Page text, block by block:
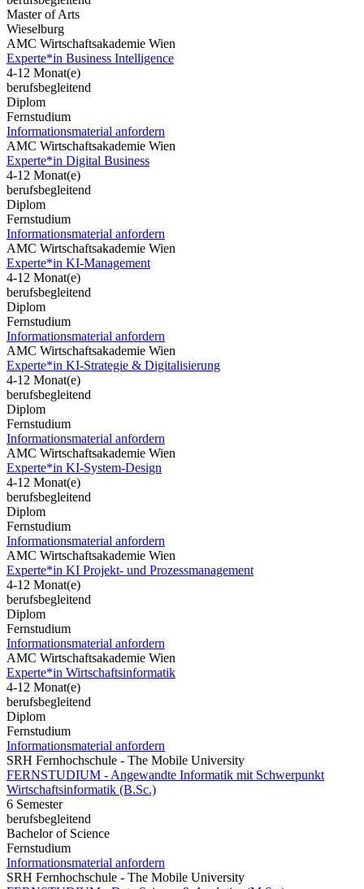
Master of Arts
Wieselburg
AMC Wirtschaftsakademie Wien
Experte*in Business Intelligence
4-12 Monat(e)
berufsbegleitend
Diplom
Fernstudium
Informationsmaterial anfordern
AMC Wirtschaftsakademie Wien
Experte*in Digital Business
4-12 Monat(e)
berufsbegleitend
Diplom
Fernstudium
Informationsmaterial anfordern
AMC Wirtschaftsakademie Wien
Experte*in KI-Management
4-12 Monat(e)
berufsbegleitend
Diplom
Fernstudium
Informationsmaterial anfordern
AMC Wirtschaftsakademie Wien
Experte*in KI-Strategie & Digitalisierung
4-12 Monat(e)
berufsbegleitend
Diplom
Fernstudium
Informationsmaterial anfordern
AMC Wirtschaftsakademie Wien
Experte*in KI-System-Design
4-12 Monat(e)
berufsbegleitend
Diplom
Fernstudium
Informationsmaterial anfordern
AMC Wirtschaftsakademie Wien
Experte*in KI Projekt- und Prozessmanagement
4-12 Monat(e)
berufsbegleitend
Diplom
Fernstudium
Informationsmaterial anfordern
AMC Wirtschaftsakademie Wien
Experte*in Wirtschaftsinformatik
4-12 Monat(e)
berufsbegleitend
Diplom
Fernstudium
Informationsmaterial anfordern
SRH Fernhochschule - The Mobile University
FERNSTUDIUM - Angewandte Informatik mit Schwerpunkt
Wirtschaftsinformatik (B.Sc.)
6 Semester
berufsbegleitend
Bachelor of Science
Fernstudium
Informationsmaterial anfordern
SRH Fernhochschule - The Mobile University